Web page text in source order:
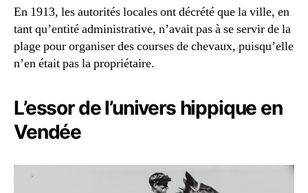
En 1913, les autorités locales ont décrété que la ville, en
tant qu’entité administrative, n’avait pas à se servir de la
plage pour organiser des courses de chevaux, puisqu’elle
n’en était pas la propriétaire.
L’essor de l’univers hippique en
Vendée